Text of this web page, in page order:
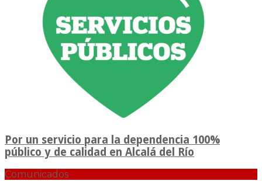
Por un servicio para la dependencia 100%
público y de calidad en Alcalá del Río
Comunicados